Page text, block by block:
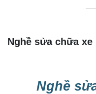
Nghề sửa chữa xe
Nghề